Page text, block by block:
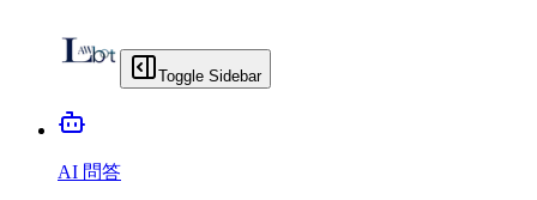
Toggle Sidebar
AI 問答